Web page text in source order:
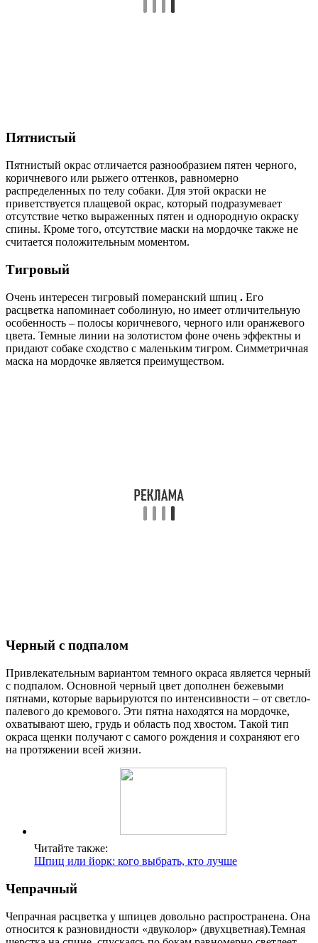
Пятнистый
Пятнистый окрас отличается разнообразием пятен черного,
коричневого или рыжего оттенков, равномерно
распределенных по телу собаки. Для этой окраски не
приветствуется плащевой окрас, который подразумевает
отсутствие четко выраженных пятен и однородную окраску
спины. Кроме того, отсутствие маски на мордочке также не
считается положительным моментом.
Тигровый
Очень интересен тигровый померанский шпиц . Его
расцветка напоминает соболиную, но имеет отличительную
особенность – полосы коричневого, черного или оранжевого
цвета. Темные линии на золотистом фоне очень эффектны и
придают собаке сходство с маленьким тигром. Симметричная
маска на мордочке является преимуществом.
Черный с подпалом
Привлекательным вариантом темного окраса является черный
с подпалом. Основной черный цвет дополнен бежевыми
пятнами, которые варьируются по интенсивности – от светло-
палевого до кремового. Эти пятна находятся на мордочке,
охватывают шею, грудь и область под хвостом. Такой тип
окраса щенки получают с самого рождения и сохраняют его
на протяжении всей жизни.
Читайте также:
Шпиц или йорк: кого выбрать, кто лучше
Чепрачный
Чепрачная расцветка у шпицев довольно распространена. Она
относится к разновидности «двуколор» (двухцветная).Темная